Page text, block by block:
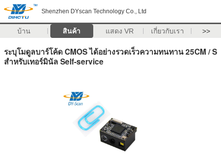
Shenzhen DYscan Technology Co., Ltd
บ้าน สินค้า แสดง VR เกี่ยวกับเรา >>
ระบุโมดูลบาร์โค้ด CMOS ได้อย่างรวดเร็วความทนทาน 25CM / S
สำหรับเทอร์มินัล Self-service